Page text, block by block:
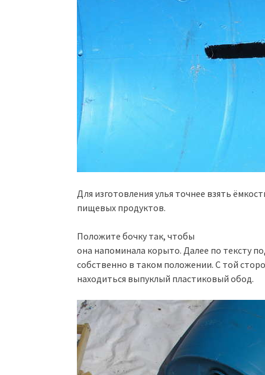
Для изготовления улья точнее взять
пищевых продуктов.
Положите бочку так, чтобы
она напоминала корыто. Далее по тексту
собственно в таком положении. С той
находиться выпуклый пластиковый обод.